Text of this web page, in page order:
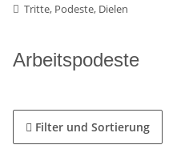
Tritte, Podeste, Dielen
Arbeitspodeste
Filter und Sortierung